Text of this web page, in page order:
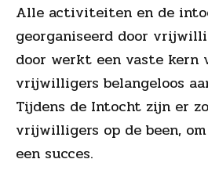
Alle activiteiten en de
georganiseerd door
door werkt een vaste kern
vrijwilligers belangeloos
Tijdens de Intocht zijn er
vrijwilligers op de been,
een succes.